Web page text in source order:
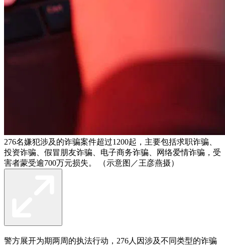
276名嫌犯涉及的诈骗案件超过1200起，主要包括求职诈骗、
投资诈骗、假冒朋友诈骗、电子商务诈骗、网络爱情诈骗，受
害者蒙受逾700万元损失。 （示意图／王彦燕摄）
警方展开为期两周的执法行动，276人因涉及不同类型的诈骗